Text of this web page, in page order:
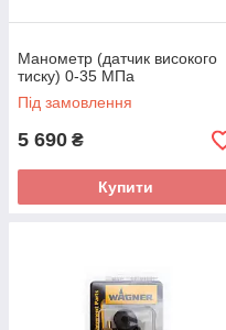
Манометр (датчик високого
тиску) 0-35 МПа
Під замовлення
5 690 ₴
Купити